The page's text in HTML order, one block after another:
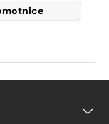
dodir